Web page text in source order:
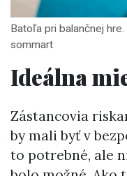
Batoľa pri balančnej
sommart
Ideálna
Zástancovia
by mali byť v
to potrebné, ale